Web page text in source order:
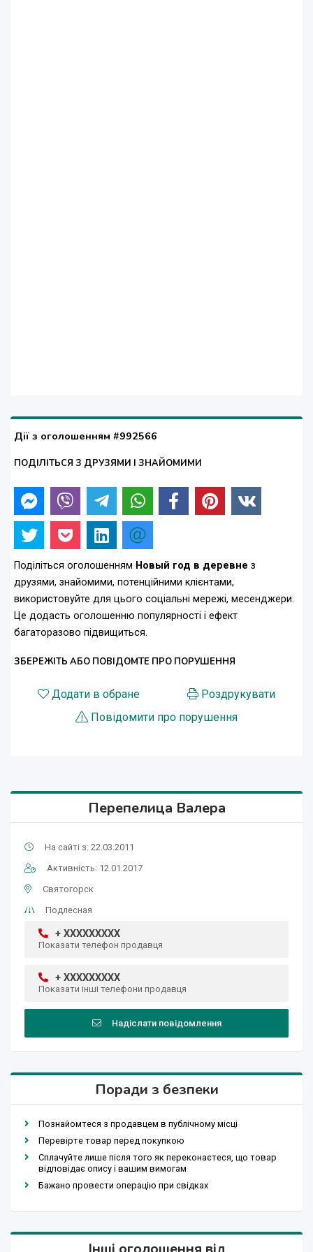
Дії з оголошенням #992566
ПОДІЛІТЬСЯ З ДРУЗЯМИ І ЗНАЙОМИМИ
Поділіться оголошенням Новый год в деревне з
друзями, знайомими, потенційними клієнтами,
використовуйте для цього соціальні мережі, месенджери.
Це додасть оголошенню популярності і ефект
багаторазово підвищиться.
ЗБЕРЕЖІТЬ АБО ПОВІДОМТЕ ПРО ПОРУШЕННЯ
Додати в обране
Роздрукувати
Повідомити про порушення
Перепелица Валера
На сайті з: 22.03.2011
Активність: 12.01.2017
Святогорск
Подлесная
+ XXXXXXXXX
Показати телефон продавця
+ XXXXXXXXX
Показати інші телефони продавця
Надіслати повідомлення
Поради з безпеки
Познайомтеся з продавцем в публічному місці
Перевірте товар перед покупкою
Сплачуйте лише після того як переконаєтеся, що товар
відповідає опису і вашим вимогам
Бажано провести операцію при свідках